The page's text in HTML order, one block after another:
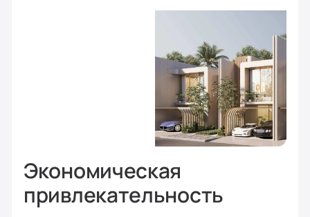
Экономическая
привлекательность